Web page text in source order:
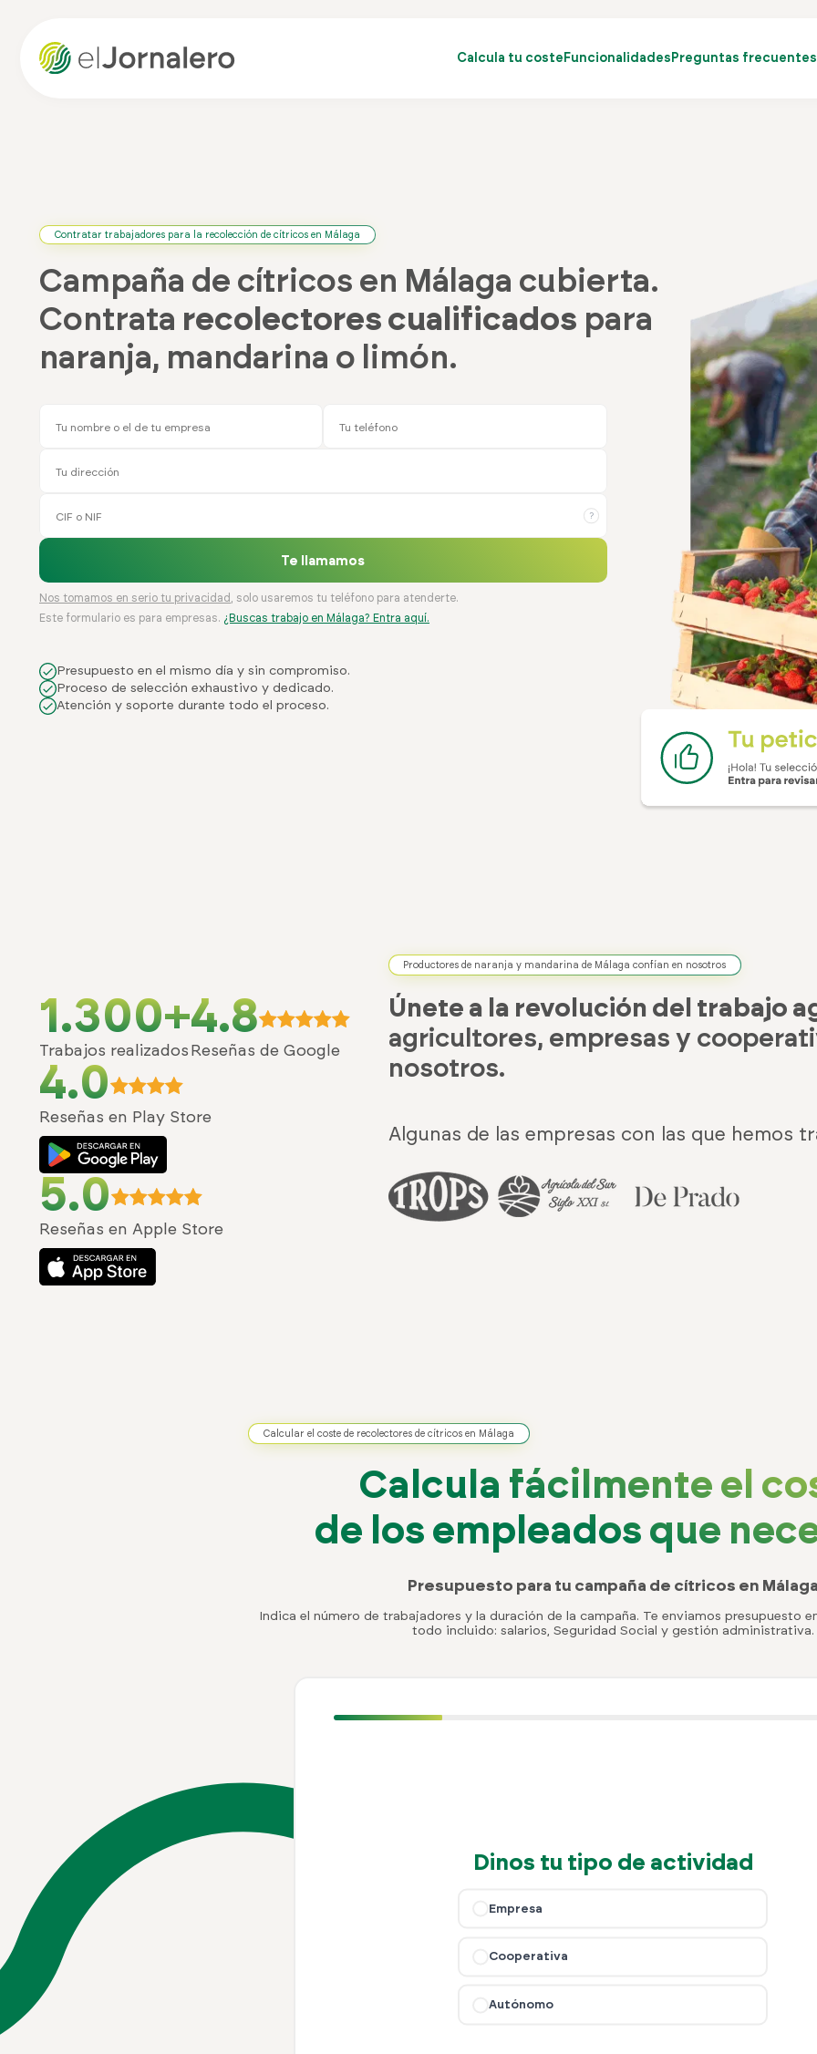
Calcula tu coste Funcionalidades Preguntas frecuentes
Contratar trabajadores para la recolección de cítricos en Málaga
Campaña de cítricos en Málaga cubierta.
Contrata recolectores cualificados para
naranja, mandarina o limón.
?
Te llamamos
Nos tomamos en serio tu privacidad
, solo usaremos tu teléfono para atenderte.
Este formulario es para empresas. ¿Buscas trabajo en Málaga? Entra aquí.
Presupuesto en el mismo día y sin compromiso.
Proceso de selección exhaustivo y dedicado.
Atención y soporte durante todo el proceso.
1.300+
Trabajos realizados
4.8
Reseñas de Google
4.0
Reseñas en Play Store
5.0
Reseñas en Apple Store
Productores de naranja y mandarina de Málaga confían en nosotros
Únete a la revolución del trabajo
agricultores, empresas y
nosotros.
Algunas de las empresas con las que hemos
Calcular el coste de recolectores de cítricos en Málaga
Calcula fácilmente el
de los empleados que
Presupuesto para tu campaña de cítricos en
Indica el número de trabajadores y la duración de la campaña. Te enviamos presupuesto
todo incluido: salarios, Seguridad Social y gestión administrativa.
Dinos tu tipo de actividad
Empresa
Cooperativa
Autónomo